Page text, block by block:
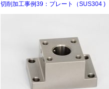
切削加工事例39：プレート（SUS304 )